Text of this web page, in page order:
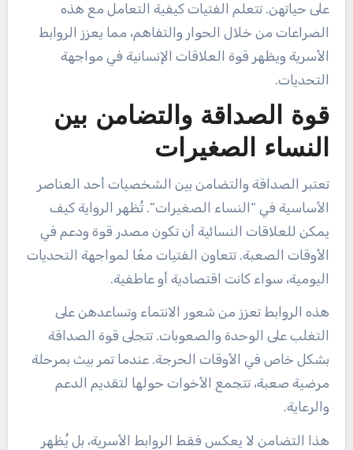
على حياتهن. تتعلم الفتيات كيفية التعامل مع هذه
الصراعات من خلال الحوار والتفاهم، مما يعزز الروابط
الأسرية ويظهر قوة العلاقات الإنسانية في مواجهة
التحديات.
قوة الصداقة والتضامن بين
النساء الصغيرات
تعتبر الصداقة والتضامن بين الشخصيات أحد العناصر
الأساسية في “النساء الصغيرات”. تُظهر الرواية كيف
يمكن للعلاقات النسائية أن تكون مصدر قوة ودعم في
الأوقات الصعبة. تتعاون الفتيات معًا لمواجهة التحديات
اليومية، سواء كانت اقتصادية أو عاطفية.
هذه الروابط تعزز من شعور الانتماء وتساعدهن على
التغلب على الوحدة والصعوبات. تتجلى قوة الصداقة
بشكل خاص في الأوقات الحرجة. عندما تمر بيث بمرحلة
مرضية صعبة، تتجمع الأخوات حولها لتقديم الدعم
والرعاية.
هذا التضامن لا يعكس فقط الروابط الأسرية، بل يُظهر